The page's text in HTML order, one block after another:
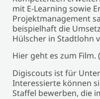
mit E-Learning sowie
Projektmanagement
beispielhaft die
Hülscher in Stadtlohn
Hier geht es zum Film.
Digiscouts ist für
Interessierte können
Staffel bewerben, die